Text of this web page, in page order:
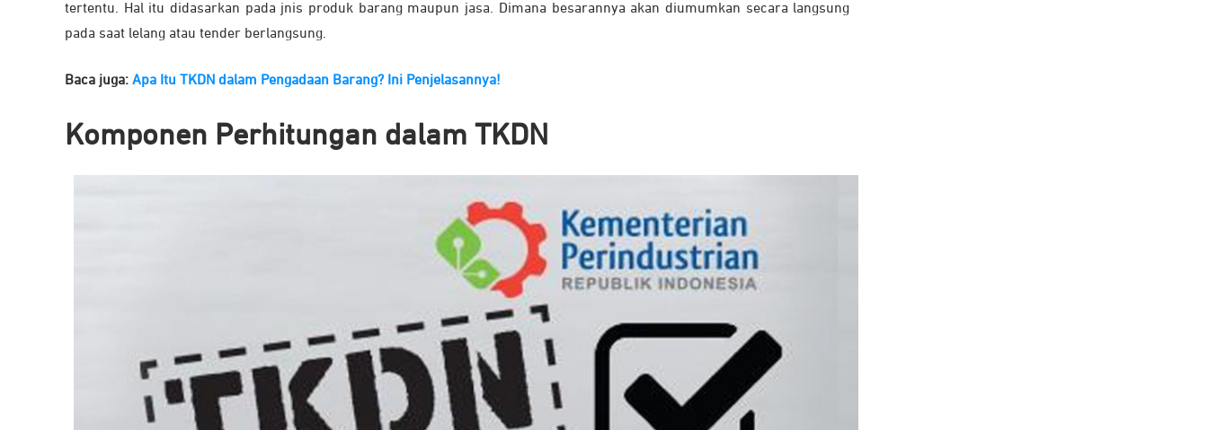
tertentu. Hal itu didasarkan pada jnis produk barang maupun jasa. Dimana besarannya akan diumumkan secara langsung
pada saat lelang atau tender berlangsung.
Baca juga: Apa Itu TKDN dalam Pengadaan Barang? Ini Penjelasannya!
Komponen Perhitungan dalam TKDN